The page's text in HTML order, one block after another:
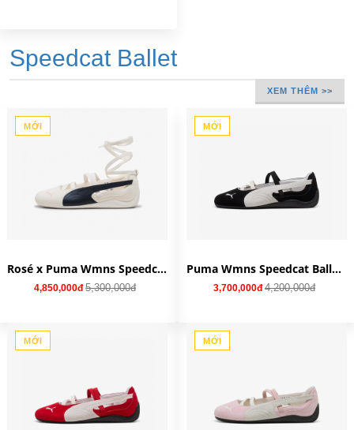
Speedcat Ballet
XEM THÊM >>
MỚI
Rosé x Puma Wmns Speedcat Ballet SD 'White Black' 404395-01
4,850,000đ 5,300,000đ
MỚI
Puma Wmns Speedcat Ballet SD 'Black White' 401287-06
3,700,000đ 4,200,000đ
MỚI MỚI